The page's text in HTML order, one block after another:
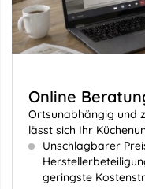
Online
Ortsunabhängig und
lässt sich Ihr
Unschlagbarer
geringste